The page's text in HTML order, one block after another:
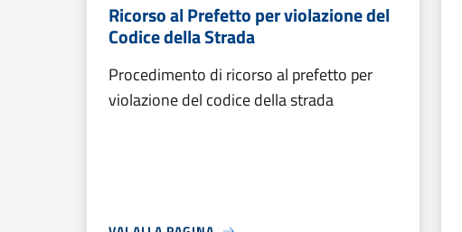
Ricorso al Prefetto per violazione del
Codice della Strada
Procedimento di ricorso al prefetto per
violazione del codice della strada